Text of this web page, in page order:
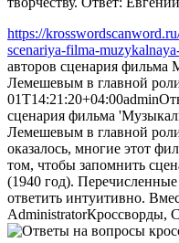
https://
scenariya-filma-
авторов сценария фильма
Лемешевым в главной
01T14:21:20+04:00admin
сценария фильма
Лемешевым в главной
оказалось, многие этот
том, чтобы запомнить
(1940 год).
ответить интуитивно.
AdministratorКроссворды,